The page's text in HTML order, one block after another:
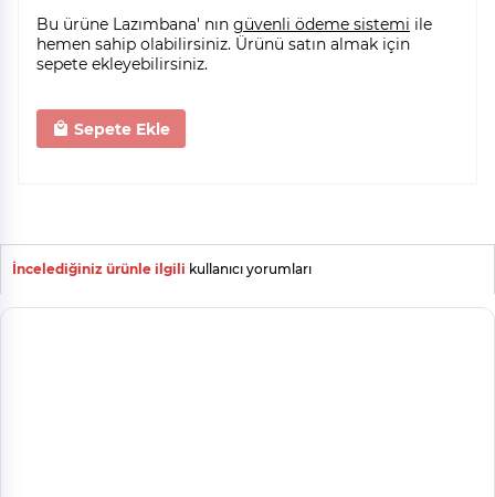
Bu ürüne Lazımbana' nın güvenli ödeme sistemi ile
hemen sahip olabilirsiniz. Ürünü satın almak için
sepete ekleyebilirsiniz.
Sepete Ekle
İncelediğiniz ürünle ilgili kullanıcı yorumları